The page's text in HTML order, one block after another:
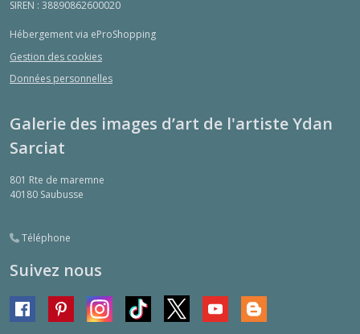
SIREN : 38890862600020
Hébergement via eProShopping
Gestion des cookies
Données personnelles
Galerie des images d’art de l'artiste Ydan
Sarciat
801 Rte de maremne
40180 Saubusse
Téléphone
Suivez nous